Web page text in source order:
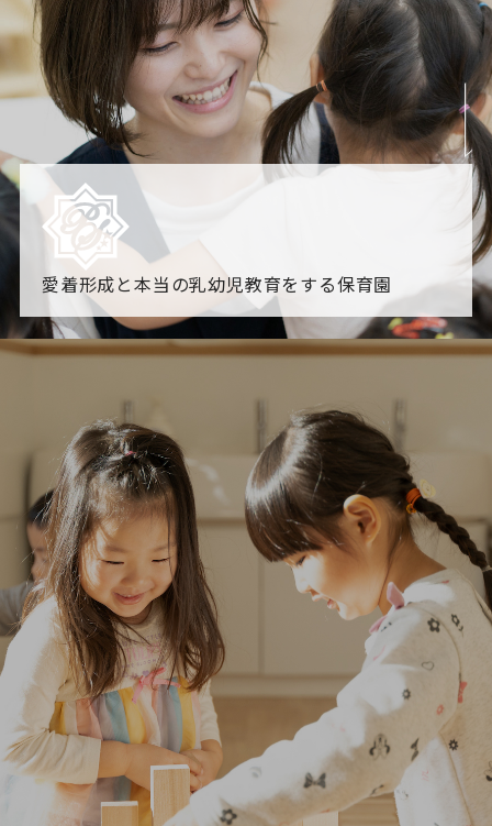
愛着形成と本当の乳幼児教育をする保育園
園からのお知らせ
「すくすく子育て」でリトルスター保育園が紹介されま
各園のブログ
2026.08.06 赤しそジュース作り～にじ組～2026.08.0
5 【そら組】誕生会
一覧を見る